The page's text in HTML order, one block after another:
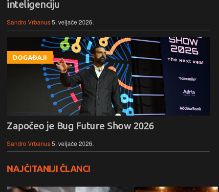
inteligenciju
Sandro Vrbanus5. veljače 2026.
DOGAĐAJI
Započeo je Bug Future Show 2026
Sandro Vrbanus5. veljače 2026.
NAJČITANIJI ČLANCI